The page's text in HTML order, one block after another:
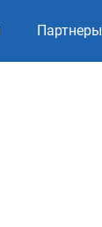
Партнеры